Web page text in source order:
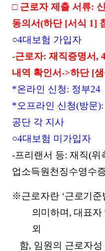
□ 근로자 제출 서류:
동의서(하단 [서식 1]
○4대보험 가입자
-근로자:재직증명서,
내역 확인서->하단 [
*온라인 신청: 정부24
*오프라인 신청(방문):
공단 각 지사
○4대보험 미가입자
-프리랜서 등:재직(위
업소득원천징수영수
※근로자란 ‘근로기준
의미하며 , 대표자
외
함, 임원의 근로자